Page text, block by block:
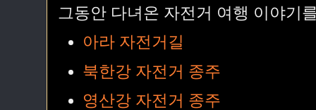
그동안 다녀온 자전거 여행 이야기
아라 자전거길
북한강 자전거 종주
영산강 자전거 종주